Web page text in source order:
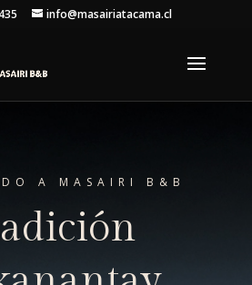
info@masairiatacama.cl
A MASAIRI B &B